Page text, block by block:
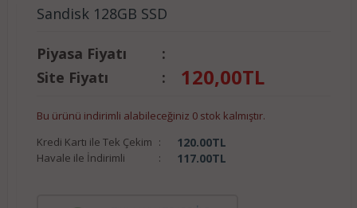
Sandisk 128GB SSD
Piyasa Fiyatı
:
Site Fiyatı
: 120,00TL
Bu ürünü indirimli alabileceğiniz 0 stok kalmıştır.
Kredi Kartı ile Tek Çekim : 120.00TL
Havale ile İndirimli : 117.00TL